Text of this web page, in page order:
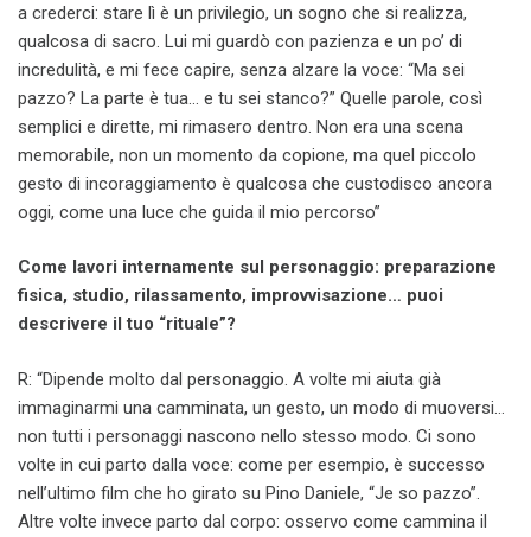
a crederci: stare lì è un privilegio, un sogno che si realizza,
qualcosa di sacro. Lui mi guardò con pazienza e un po’ di
incredulità, e mi fece capire, senza alzare la voce: “Ma sei
pazzo? La parte è tua… e tu sei stanco?” Quelle parole, così
semplici e dirette, mi rimasero dentro. Non era una scena
memorabile, non un momento da copione, ma quel piccolo
gesto di incoraggiamento è qualcosa che custodisco ancora
oggi, come una luce che guida il mio percorso”
Come lavori internamente sul personaggio: preparazione
fisica, studio, rilassamento, improvvisazione… puoi
descrivere il tuo “rituale”?
R: “Dipende molto dal personaggio. A volte mi aiuta già
immaginarmi una camminata, un gesto, un modo di muoversi…
non tutti i personaggi nascono nello stesso modo. Ci sono
volte in cui parto dalla voce: come per esempio, è successo
nell’ultimo film che ho girato su Pino Daniele, “Je so pazzo”.
Altre volte invece parto dal corpo: osservo come cammina il